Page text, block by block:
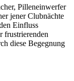
Pilleneinwerfer
jener Clubnächte
Einfluss
frustrierenden
diese Begegnung